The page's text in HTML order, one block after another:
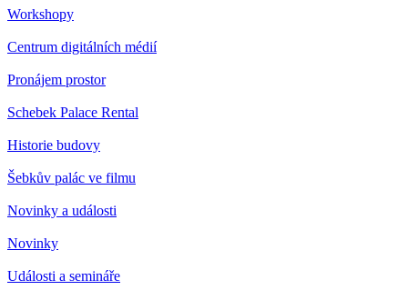
Workshopy
Centrum digitálních médií
Pronájem prostor
Schebek Palace Rental
Historie budovy
Šebkův palác ve filmu
Novinky a události
Novinky
Události a semináře